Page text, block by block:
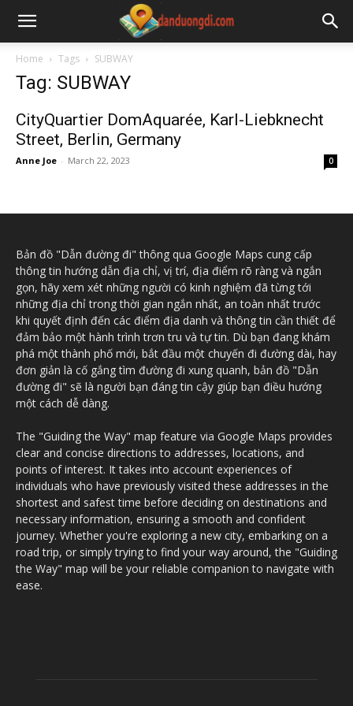
Home Tags SUBWAY
Tag: SUBWAY
CityQuartier DomAquarée, Karl-Liebknecht
Street, Berlin, Germany
Anne Joe - March 22, 2023 0
Bản đồ "Dẫn đường đi" thông qua Google Maps cung cấp
thông tin hướng dẫn địa chỉ, vị trí, địa điểm rõ ràng và ngắn
gọn, hãy xem xét những người có kinh nghiệm đã từng tới
những địa chỉ trong thời gian ngắn nhất, an toàn nhất trước
khi quyết định đến các điểm địa danh và thông tin cần thiết để
đảm bảo một hành trình trơn tru và tự tin. Dù bạn đang khám
phá một thành phố mới, bắt đầu một chuyến đi đường dài, hay
đơn giản là cố gắng tìm đường đi xung quanh, bản đồ "Dẫn
đường đi" sẽ là người bạn đáng tin cậy giúp bạn điều hướng
một cách dễ dàng.
The "Guiding the Way" map feature via Google Maps provides
clear and concise directions to addresses, locations, and
points of interest. It takes into account experiences of
individuals who have previously visited these addresses in the
shortest and safest time before deciding on destinations and
necessary information, ensuring a smooth and confident
journey. Whether you're exploring a new city, embarking on a
road trip, or simply trying to find your way around, the "Guiding
the Way" map will be your reliable companion to navigate with
ease.